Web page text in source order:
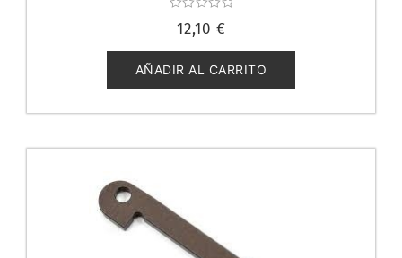
con
de
5
12,10 €
AÑADIR AL CARRITO